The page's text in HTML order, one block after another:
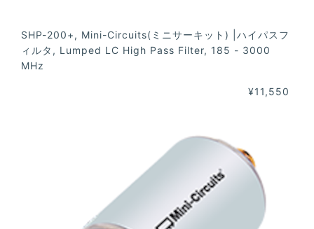
SHP-200+, Mini-Circuits(ミニサーキット) |ハイパスフ
ィルタ, Lumped LC High Pass Filter, 185 - 3000
MHz
¥11,550